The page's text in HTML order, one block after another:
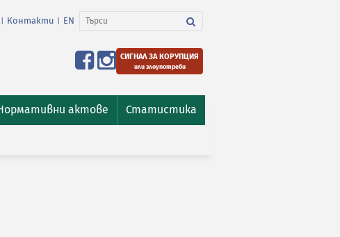
Контакти EN
СИГНАЛ ЗА КОРУПЦИЯ
или злоупотреби
актове Статистика